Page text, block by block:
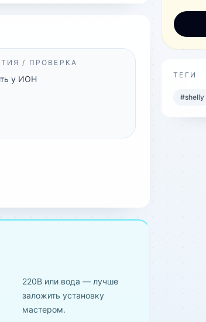
/ ПРОВЕРКА
у ИОН
220В или вода — лучше
заложить установку
мастером.
ТЕГИ
#shelly